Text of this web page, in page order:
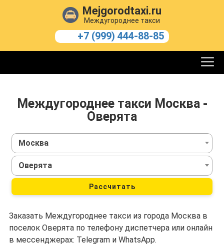
Mejgorodtaxi.ru
Междугороднее такси
+7 (999) 444-88-85
Междугороднее такси Москва -
Оверята
Москва
Оверята
Рассчитать
Заказать Междугороднее такси из города Москва в
поселок Оверята по телефону диспетчера или онлайн
в мессенджерах: Telegram и WhatsApp.